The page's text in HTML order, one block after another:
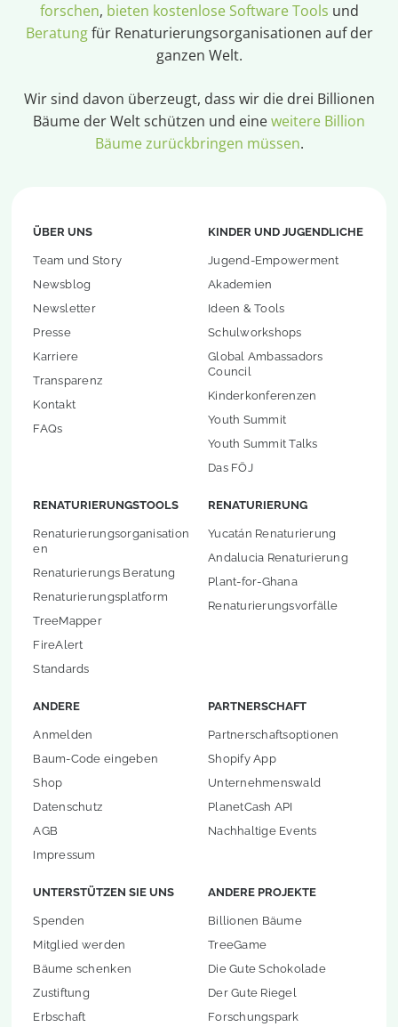
forschen, bieten kostenlose Software Tools und
Beratungfür Renaturierungsorganisationen auf der
ganzen Welt.
Wir sind davon überzeugt, dass wir die drei Billionen
Bäume der Welt schützen und eineweitere Billion
Bäume zurückbringen müssen.
ÜBER UNS
Team und Story
Newsblog
Newsletter
Presse
Karriere
Transparenz
Kontakt
FAQs
KINDER UND JUGENDLICHE
Jugend-Empowerment
Akademien
Ideen & Tools
Schulworkshops
Global Ambassadors
Council
Kinderkonferenzen
Youth Summit
Youth Summit Talks
Das FÖJ
RENATURIERUNGSTOOLS
Renaturierungsorganisation
en
Renaturierungs Beratung
Renaturierungsplatform
TreeMapper
FireAlert
Standards
RENATURIERUNG
Yucatán Renaturierung
Andalucia Renaturierung
Plant-for-Ghana
Renaturierungsvorfälle
ANDERE
Anmelden
Baum-Code eingeben
Shop
Datenschutz
AGB
Impressum
PARTNERSCHAFT
Partnerschaftsoptionen
Shopify App
Unternehmenswald
PlanetCash API
Nachhaltige Events
UNTERSTÜTZEN SIE UNS
Spenden
Mitglied werden
Bäume schenken
Zustiftung
Erbschaft
ANDERE PROJEKTE
Billionen Bäume
TreeGame
Die Gute Schokolade
Der Gute Riegel
Forschungspark